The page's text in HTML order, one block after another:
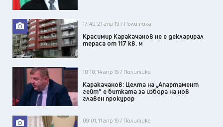
17:40, 21 апр 19 / Политика
Красимир Каракачанов не е декларирал
тераса от 117 кв. м
10:10, 14 апр 19 / Политика
Каракачанов: Целта на „Апартамент
гейт” е битката за избора на нов
главен прокурор
09:01, 11 апр 19 / Политика